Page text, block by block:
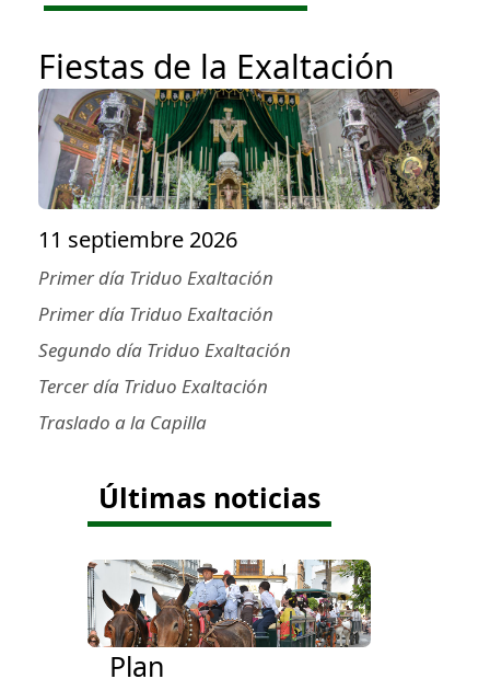
Sra.
del
Rosario
Fiestas de la Exaltación
11 septiembre 2026
Primer día Triduo Exaltación
Primer día Triduo Exaltación
Segundo día Triduo Exaltación
Tercer día Triduo Exaltación
Traslado a la Capilla
Últimas noticias
Plan